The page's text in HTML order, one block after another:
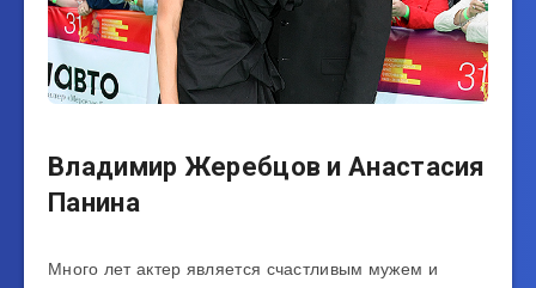
Владимир Жеребцов и Анастасия
Панина
Много лет актер является счастливым мужем и